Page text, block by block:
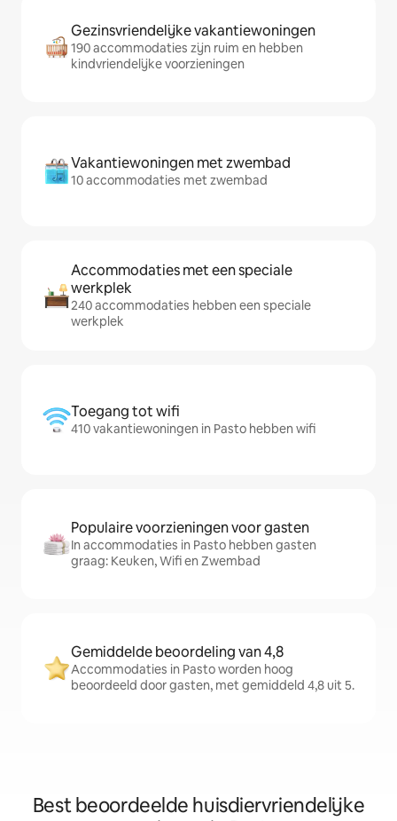
Gezinsvriendelijke vakantiewoningen
190 accommodaties zijn ruim en hebben
kindvriendelijke voorzieningen
Vakantiewoningen met zwembad
10 accommodaties met zwembad
Accommodaties met een speciale
werkplek
240 accommodaties hebben een speciale
werkplek
Toegang tot wifi
410 vakantiewoningen in Pasto hebben wifi
Populaire voorzieningen voor gasten
In accommodaties in Pasto hebben gasten
graag: Keuken, Wifi en Zwembad
Gemiddelde beoordeling van 4,8
Accommodaties in Pasto worden hoog
beoordeeld door gasten, met gemiddeld 4,8 uit 5.
Best beoordeelde huisdiervriendelijke